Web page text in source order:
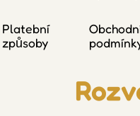
Platební
způsoby